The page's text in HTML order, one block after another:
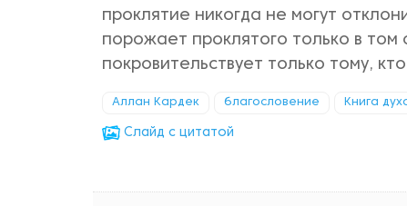
проклятие никогда не могут
порожает проклятого только в том
покровительствует только тому,
Аллан Кардек благословение Книга
Cлайд с цитатой